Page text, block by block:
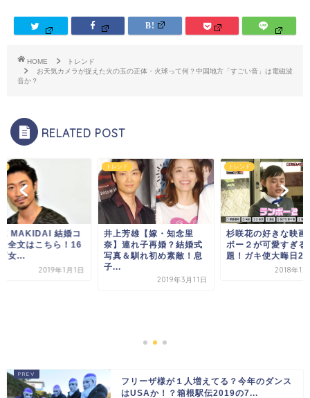
HOME
トレンド
お天気カメラが捉えた火の玉の正体・火球って何？中国地方「すごい音」は電磁波
音か？
RELATED POST
MAKIDAI 結婚コ
全文はこちら！16
女...
2019年1月1日
トレンド
井上芳雄【嫁・知念里
奈】連れ子再婚？結婚式
写真＆馴れ初め素敵！息
子...
2019年3月11日
トレンド
杉咲花の好きな映画
ボー２が可愛すぎる
題！ガキ使大晦日
2018年12
フリーザ様が１人増えてる？今年のダンス
はUSAか！？箱根駅伝2019の7...